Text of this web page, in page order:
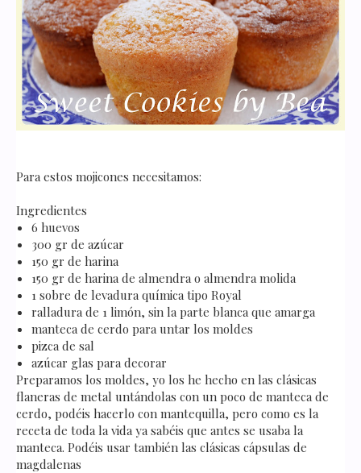
Para estos mojicones necesitamos:
Ingredientes
6 huevos
300 gr de azúcar
150 gr de harina
150 gr de harina de almendra o almendra molida
1 sobre de levadura química tipo Royal
ralladura de 1 limón, sin la parte blanca que amarga
manteca de cerdo para untar los moldes
pizca de sal
azúcar glas para decorar
Preparamos los moldes, yo los he hecho en las clásicas
flaneras de metal untándolas con un poco de manteca de
cerdo, podéis hacerlo con mantequilla, pero como es la
receta de toda la vida ya sabéis que antes se usaba la
manteca. Podéis usar también las clásicas cápsulas de
magdalenas